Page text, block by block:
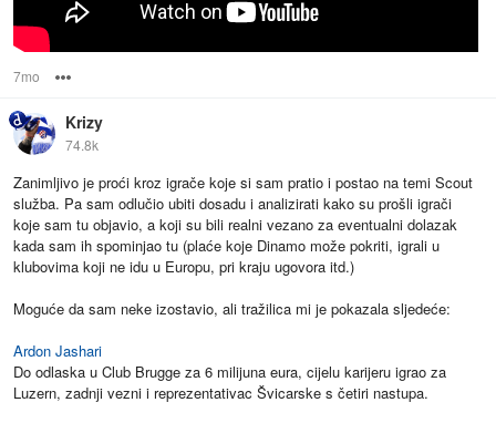
7mo
Krizy
74.8k
Zanimljivo je proći kroz igrače koje si sam pratio i postao na temi Scout
služba. Pa sam odlučio ubiti dosadu i analizirati kako su prošli igrači
koje sam tu objavio, a koji su bili realni vezano za eventualni dolazak
kada sam ih spominjao tu (plaće koje Dinamo može pokriti, igrali u
klubovima koji ne idu u Europu, pri kraju ugovora itd.)
Moguće da sam neke izostavio, ali tražilica mi je pokazala sljedeće:
Ardon Jashari
Do odlaska u Club Brugge za 6 milijuna eura, cijelu karijeru igrao za
Luzern, zadnji vezni i reprezentativac Švicarske s četiri nastupa.